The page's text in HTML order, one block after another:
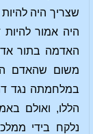
שצריך היה
היה אמור
האדמה בתור
משום שהאדם
במלחמתה נגד
הללו, ואולם
נלקח בידי